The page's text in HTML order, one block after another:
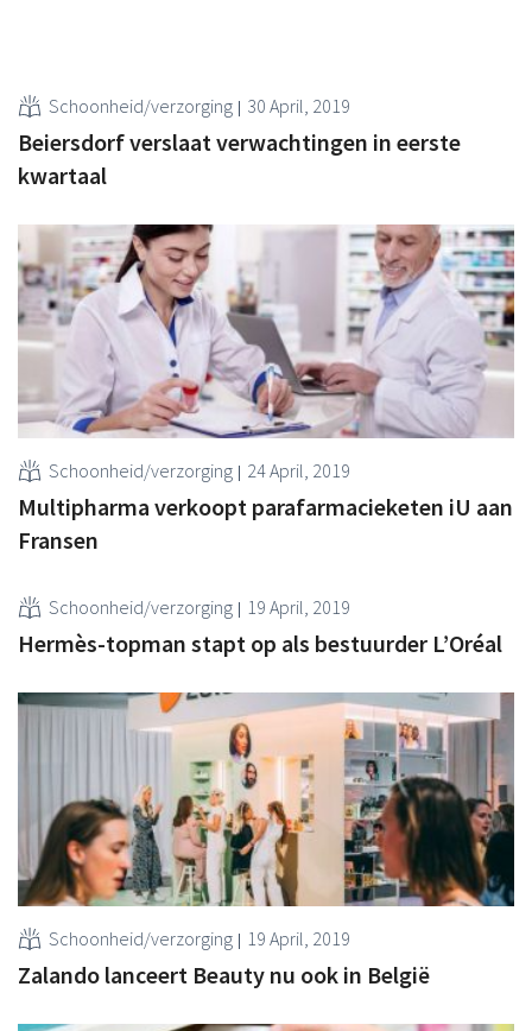
Schoonheid/verzorging 30 April, 2019
Beiersdorf verslaat verwachtingen in eerste
kwartaal
Schoonheid/verzorging 24 April, 2019
Multipharma verkoopt parafarmacieketen iU aan
Fransen
Schoonheid/verzorging 19 April, 2019
Hermès-topman stapt op als bestuurder L’Oréal
Schoonheid/verzorging 19 April, 2019
Zalando lanceert Beauty nu ook in België